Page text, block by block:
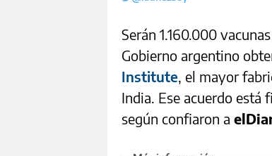
Serán 1.160.000
Gobierno argentino
Institute, el mayor
India. Ese acuerdo está
según confiaron a